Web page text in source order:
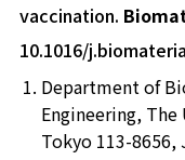
vaccination.
10.1016/
Department of
Engineering,
Tokyo 113-8656,